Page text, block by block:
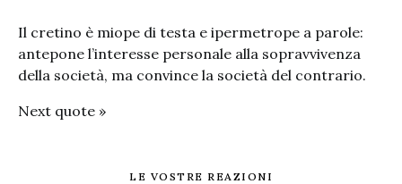
Il cretino è miope di testa e ipermetrope a parole:
antepone l’interesse personale alla sopravvivenza
della società, ma convince la società del contrario.
Next quote »
LE VOSTRE REAZIONI